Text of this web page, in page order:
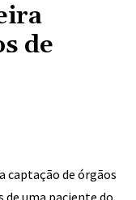
de
captação de órgãos
de uma paciente do